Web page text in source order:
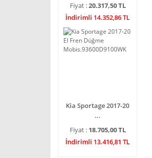
Fiyat :20.317,50 TL
İndirimli 14.352,86 TL
Kia Sportage 2017-20
...
Fiyat : 18.705,00 TL
İndirimli 13.416,81 TL